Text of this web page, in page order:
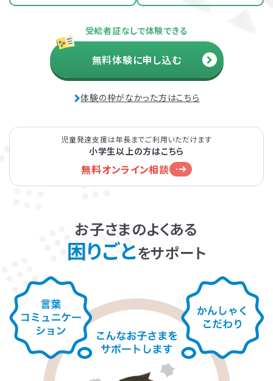
資料・体験授業のお問い合わせ
発達障害とは
個人情報保護方針 サイトマップ
LITALICOワンダー
LITALICO発達ナビ
LITALICOライフ
LITALICOワークス
LITALICO仕事ナビ
LITALICOキャリア
受給者証なしで体験できる
無料体験に申し込む
体験の枠がなかった方はこちら
児童発達支援は年長までご利用いただけます
小学生以上の方はこちら
無料オンライン相談
お子さまのよくある
困りごとをサポート